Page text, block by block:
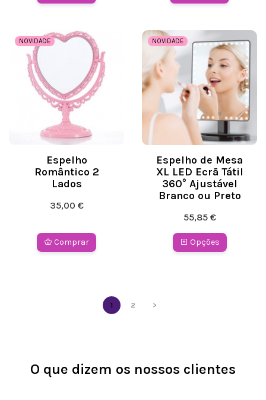
NOVIDADE
Espelho
Romântico 2
Lados
35,00 €
Comprar
NOVIDADE
Espelho de Mesa
XL LED Ecrã Tátil
360° Ajustável
Branco ou Preto
55,85 €
Opções
1 2 >
O que dizem os nossos clientes